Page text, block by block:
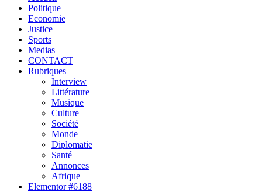
Politique
Economie
Justice
Sports
Medias
CONTACT
Rubriques
Interview
Littérature
Musique
Culture
Société
Monde
Diplomatie
Santé
Annonces
Afrique
Elementor #6188